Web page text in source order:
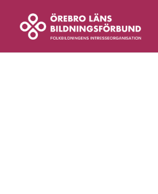
content